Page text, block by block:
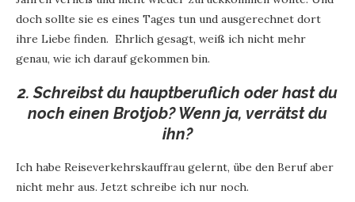
doch sollte sie es eines Tages tun und ausgerechnet dort
ihre Liebe finden. Ehrlich gesagt, weiß ich nicht mehr
genau, wie ich darauf gekommen bin.
2. Schreibst du hauptberuflich oder hast du
noch einen Brotjob? Wenn ja, verrätst du
ihn?
Ich habe Reiseverkehrskauffrau gelernt, übe den Beruf aber
nicht mehr aus. Jetzt schreibe ich nur noch.